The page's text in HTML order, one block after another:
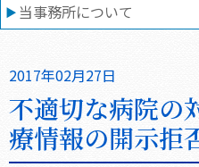
当事務所について
2017年02月27日
不適切な病院の
療情報の開示拒